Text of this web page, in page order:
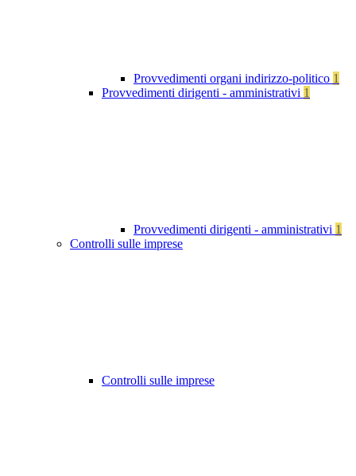
Provvedimenti organi indirizzo-politico 1
Provvedimenti dirigenti - amministrativi 1
Provvedimenti dirigenti - amministrativi 1
Controlli sulle imprese
Controlli sulle imprese